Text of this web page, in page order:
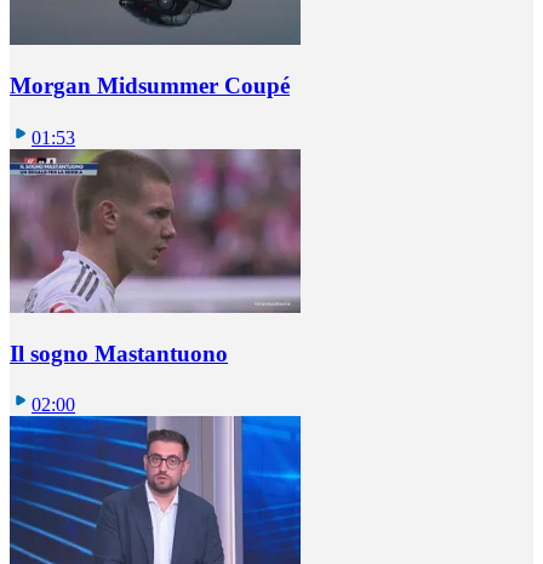
Morgan Midsummer Coupé
01:53
Il sogno Mastantuono
02:00